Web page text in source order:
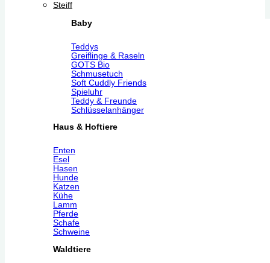
Steiff
Baby
Teddys
Greiflinge & Raseln
GOTS Bio
Schmusetuch
Soft Cuddly Friends
Spieluhr
Teddy & Freunde
Schlüsselanhänger
Haus & Hoftiere
Enten
Esel
Hasen
Hunde
Katzen
Kühe
Lamm
Pferde
Schafe
Schweine
Waldtiere